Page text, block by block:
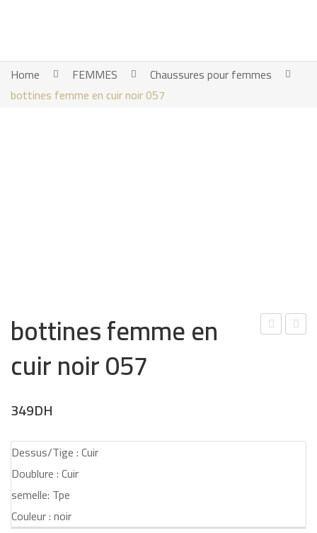
Home FEMMES
Chaussures pour femmes
bottines femme en cuir noir 057
u en
mar
cuir
bottines femme en
cuir noir 057
349DH
Dessus/Tige : Cuir
Doublure : Cuir
semelle: Tpe
Couleur : noir